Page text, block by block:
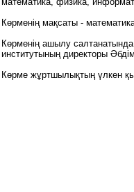
Көрменің мақсаты -
Көрменің ашылу
институтының директоры
Көрме жұртшылықтың үлкен